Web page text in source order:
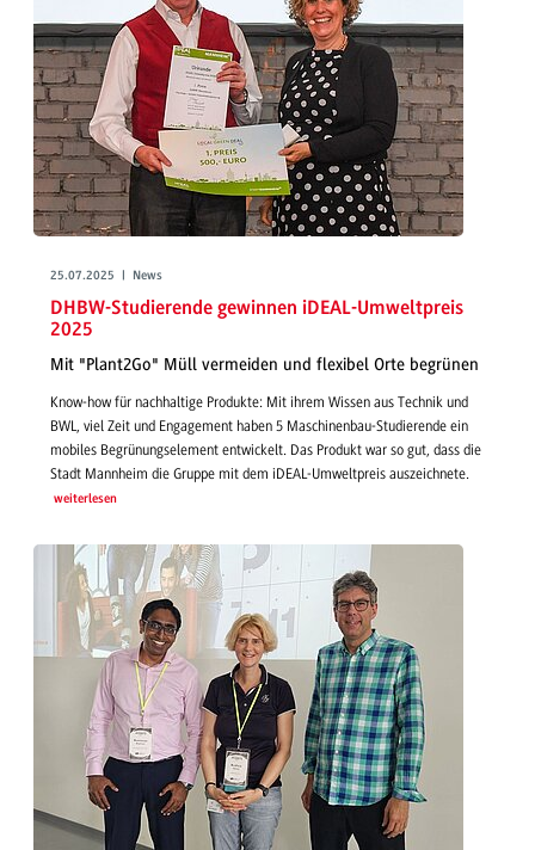
25.07.2025 | News
DHBW-Studierende gewinnen iDEAL-Umweltpreis
2025
Mit "Plant2Go" Müll vermeiden und flexibel Orte begrünen
Know-how für nachhaltige Produkte: Mit ihrem Wissen aus Technik und
BWL, viel Zeit und Engagement haben 5 Maschinenbau-Studierende ein
mobiles Begrünungselement entwickelt. Das Produkt war so gut, dass die
Stadt Mannheim die Gruppe mit dem iDEAL-Umweltpreis auszeichnete.
weiterlesen